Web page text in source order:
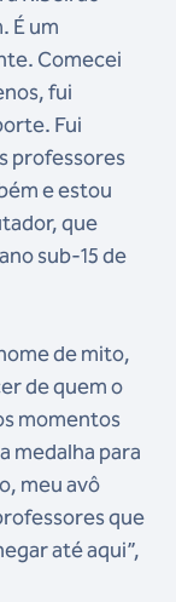
É um
Comecei
fui
Fui
professores
e estou
que
sub-15 de
de mito,
de quem o
momentos
medalha para
meu avô
que
até aqui”,